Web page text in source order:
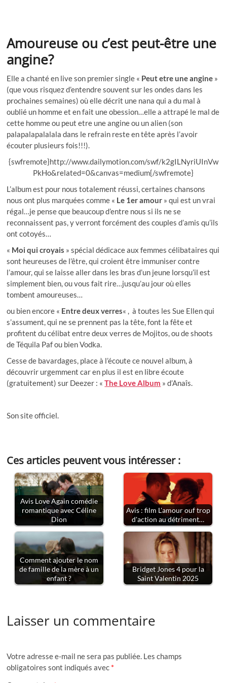
Amoureuse ou c’est peut-être une
angine?
Elle a chanté en live son premier single « Peut etre une angine »
(que vous risquez d’entendre souvent sur les ondes dans les
prochaines semaines) où elle décrit une nana qui a du mal à
oublié un homme et en fait une obession…elle a attrapé le mal de
cette homme ou peut etre une angine ou un alien (son
palapalapalalala dans le refrain reste en tête après l’avoir
écouter plusieurs fois!!!).
{swfremote}http://www.dailymotion.com/swf/k2gILNyriUInVw
PkHo&related=0&canvas=medium{/swfremote}
L’album est pour nous totalement réussi, certaines chansons
nous ont plus marquées comme « Le 1er amour » qui est un vrai
régal…je pense que beaucoup d’entre nous si ils ne se
reconnaissent pas, y verront forcément des couples d’amis qu’ils
ont cotoyés…
« Moi qui croyais » spécial dédicace aux femmes célibataires qui
sont heureuses de l’être, qui croient être immuniser contre
l’amour, qui se laisse aller dans les bras d’un jeune lorsqu’il est
simplement bien, ou vous fait rire…jusqu’au jour où elles
tombent amoureuses…
ou bien encore « Entre deux verres« , à toutes les Sue Ellen qui
s’assument, qui ne se prennent pas la tête, font la fête et
profitent du célibat entre deux verres de Mojitos, ou de shoots
de Téquila Paf ou bien Vodka.
Cesse de bavardages, place à l’écoute ce nouvel album, à
découvrir urgemment car en plus il est en libre écoute
(gratuitement) sur Deezer : «The Love Album » d’Anaîs.
Son site officiel.
Ces articles peuvent vous intéresser :
Avis Love Again comédie
romantique avec Céline
Dion
Avis : film L'amour ouf trop
d'action au détriment…
Comment ajouter le nom
de famille de la mère à un
enfant ?
Bridget Jones 4 pour la
Saint Valentin 2025
Laisser un commentaire
Votre adresse e-mail ne sera pas publiée. Les champs
obligatoires sont indiqués avec *